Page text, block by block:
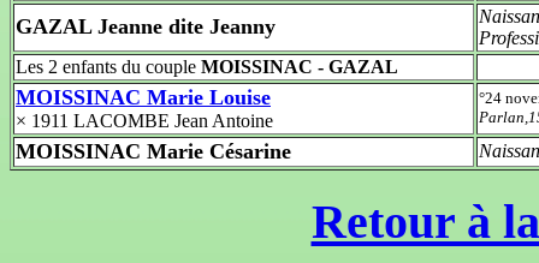
GAZAL Jeanne dite Jeanny
Les 2 enfants du couple MOISSINAC - GAZAL
MOISSINAC Marie Louise
× 1911 LACOMBE Jean Antoine
°24
MOISSINAC Marie Césarine
Retour à